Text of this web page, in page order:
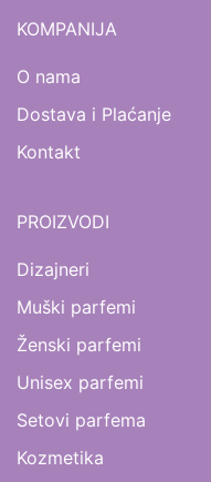
KOMPANIJA
O nama
Dostava i Plaćanje
Kontakt
PROIZVODI
Dizajneri
Muški parfemi
Ženski parfemi
Unisex parfemi
Setovi parfema
Kozmetika